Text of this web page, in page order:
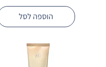
הוספה לסל